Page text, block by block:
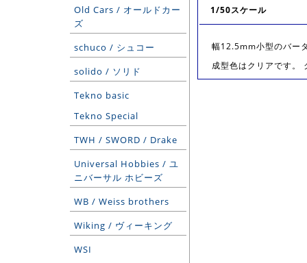
Old Cars / オールドカー
ズ
schuco / シュコー
solido / ソリド
Tekno basic
Tekno Special
TWH / SWORD / Drake
Universal Hobbies / ユ
ニバーサル ホビーズ
WB / Weiss brothers
Wiking / ヴィーキング
WSI
1/50スケール
幅12.5mm小型のバー
成型色はクリアです。